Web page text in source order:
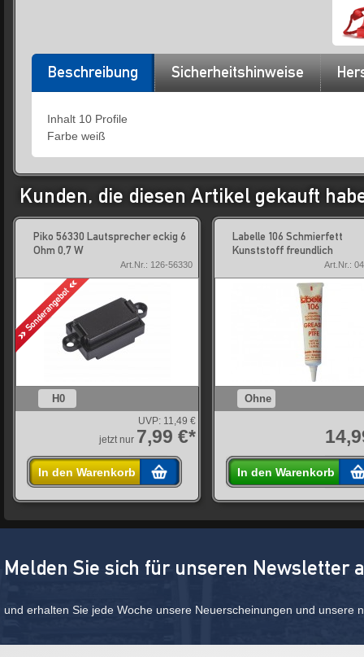
Beschreibung Sicherheitshinweise
Inhalt 10 Profile
Farbe weiß
Kunden, die diesen Artikel gekauft
Piko 56330 Lautsprecher eckig 6
Ohm 0,7 W
Art.Nr.: 126-56330
H0
UVP: 11,49 €
jetzt nur 7,99 €*
In den Warenkorb
Labelle 106 Schmierfett
Kunststoff freundlich
Art.Nr.:
Ohne
In den Warenkorb
Melden Sie sich für unseren Newsletter
und erhalten Sie jede Woche unsere Neuerscheinungen und unsere